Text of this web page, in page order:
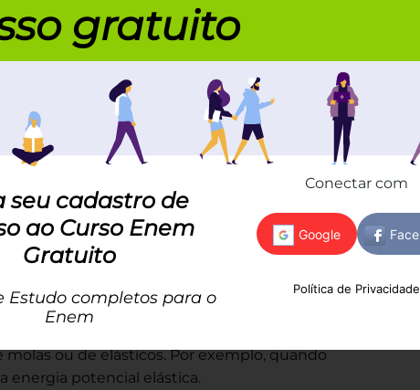
Elástica é preciso pensar em formas de
ou de elásticos. Por exemplo, quando
energia potencial elástica.
gratuito
seu cadastro de
ao Curso Enem
Gratuito
Estudo completos para o
Enem
Conectar com
Política de Privacidade